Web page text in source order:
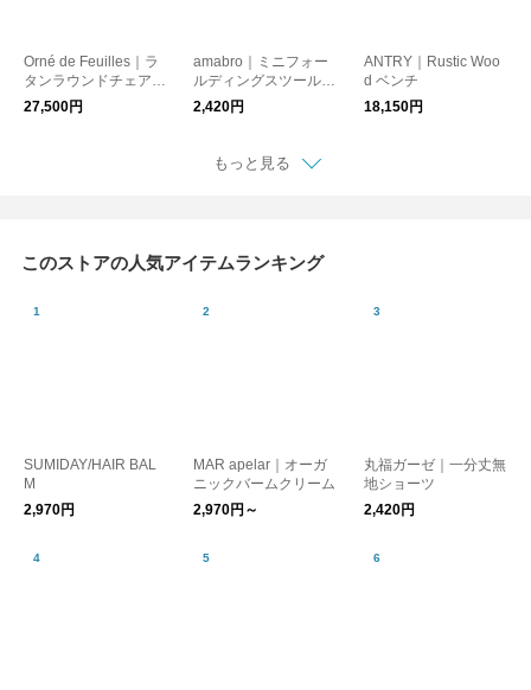
Orné de Feuilles｜ラ
タンラウンドチェア
（クッション付き）
27,500円
amabro｜ミニフォー
ルディングスツール
（持ち運びしやすい折
りたたみチェア）3カ
ャンプ・イス】【ガー
デニング】
2,420円
ANTRY｜Rustic Woo
d ベンチ
18,150円
もっと見る
このストアの人気アイテムランキング
SUMIDAY/HAIR BAL
M
2,970円
MAR apelar｜オーガ
ニックバームクリーム
2,970円～
丸福ガーゼ｜一分丈無
地ショーツ
2,420円